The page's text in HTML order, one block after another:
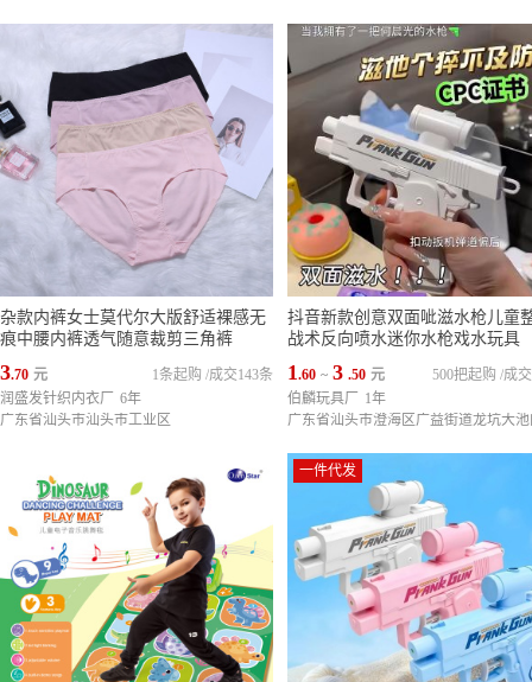
杂款内裤女士莫代尔大版舒适裸感无
痕中腰内裤透气随意裁剪三角裤
3.70 元 成交143条
1条起购 /
润盛发针织内衣厂
6年
广东省汕头市汕头市工业区
抖音新款创意双面呲滋水枪儿童
战术反向喷水迷你水枪戏水玩具
1.60 ~ 3 .50 元 成
500把起购 /
伯麟玩具厂
1年
一件代发